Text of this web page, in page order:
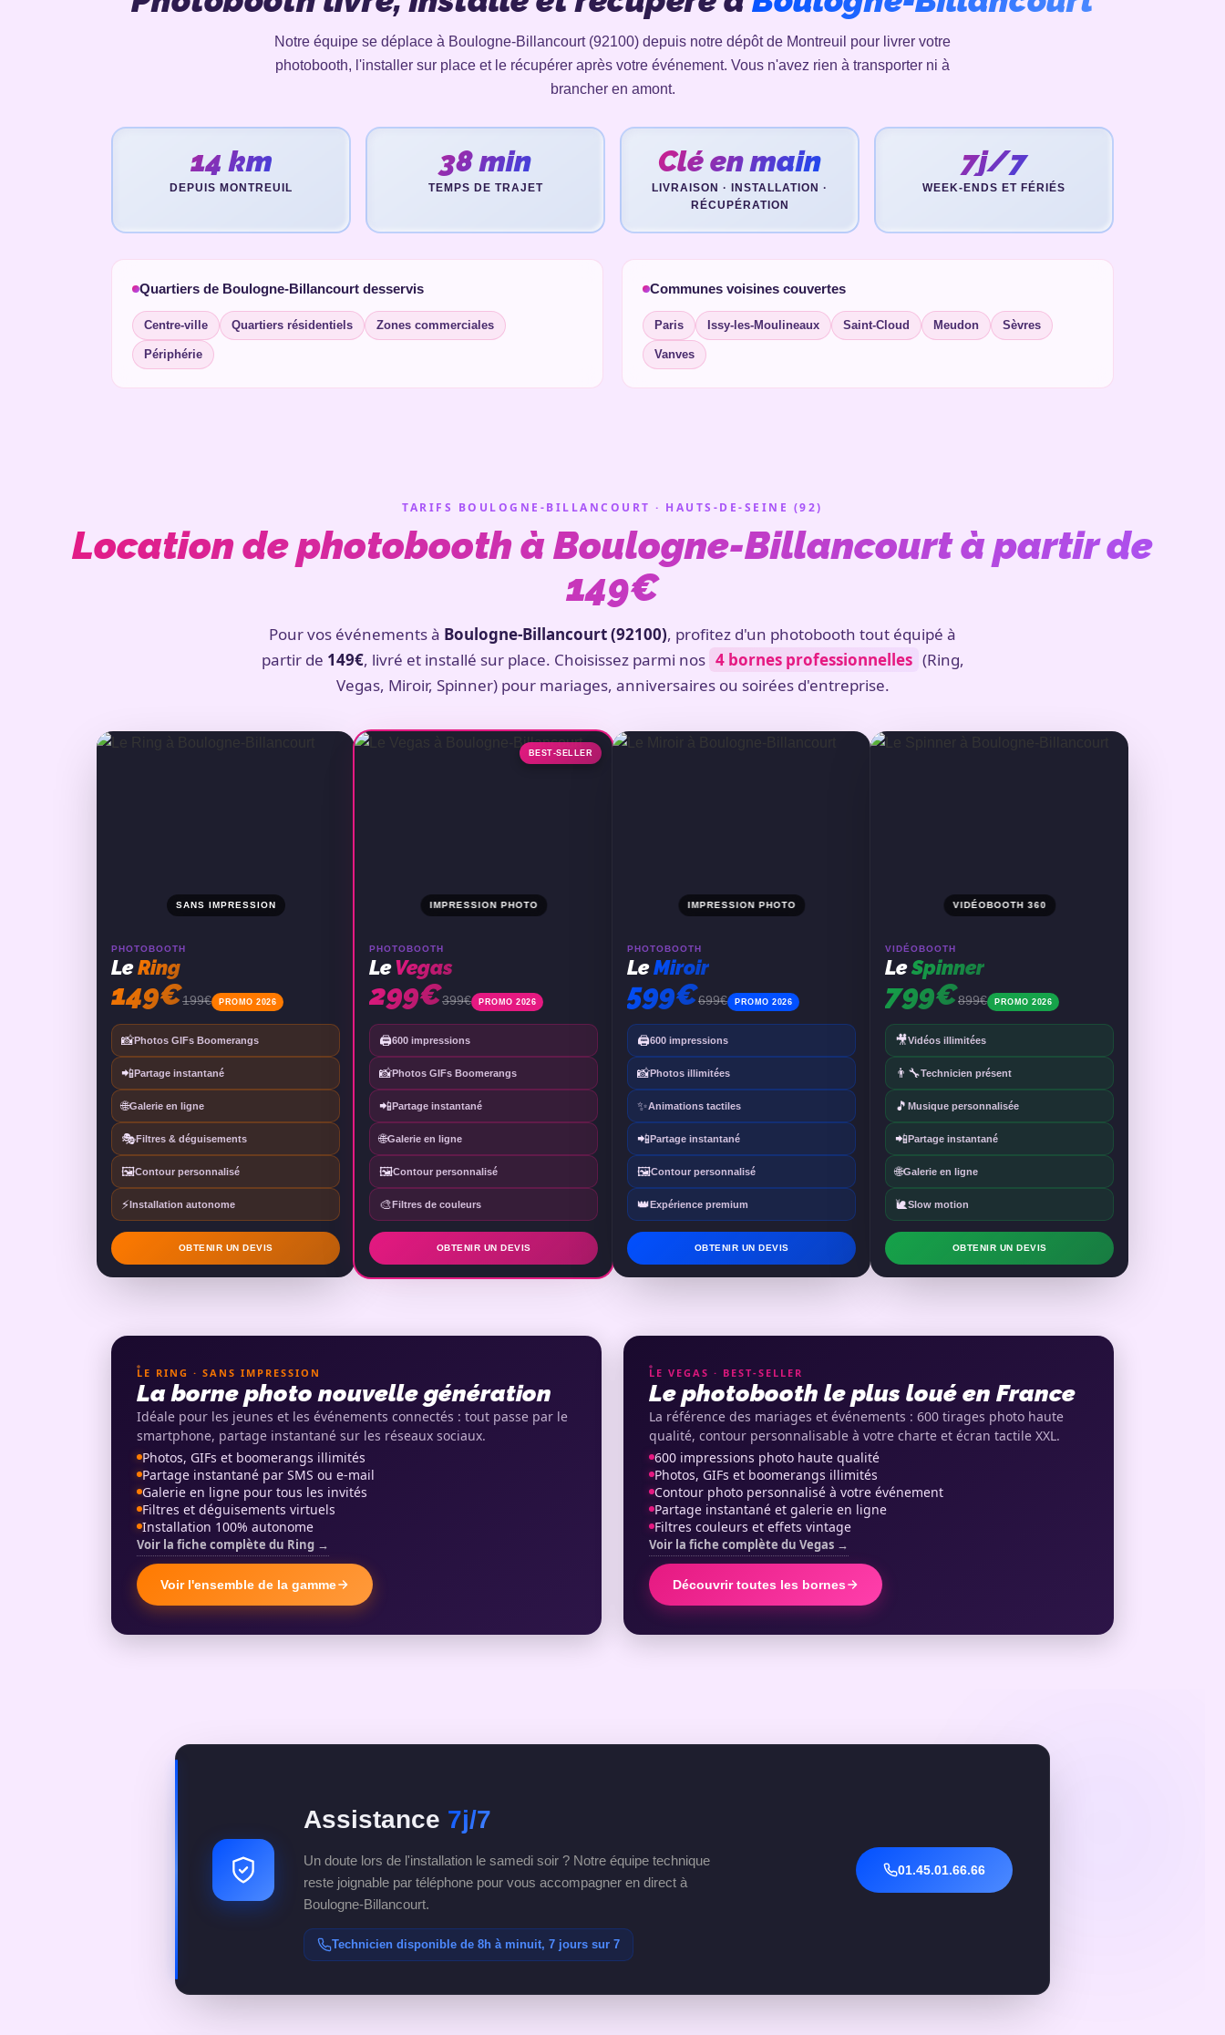
Notre équipe se déplace à Boulogne-Billancourt (92100) depuis notre dépôt de Montreuil pour livrer votre
photobooth, l'installer sur place et le récupérer après votre événement. Vous n'avez rien à transporter ni à
brancher en amont.
14 km
DEPUIS MONTREUIL
38 min
TEMPS DE TRAJET
Clé en main
LIVRAISON · INSTALLATION ·
RÉCUPÉRATION
7j/7
WEEK-ENDS ET FÉRIÉS
Quartiers de Boulogne-Billancourt desservis
Centre-ville Quartiers résidentiels Zones commerciales
Périphérie
Communes voisines couvertes
Paris Issy-les-Moulineaux Saint-Cloud Meudon Sèvres
Vanves
TARIFS BOULOGNE-BILLANCOURT · HAUTS-DE-SEINE (92)
Location de photobooth à Boulogne-Billancourt à partir de
149€
Pour vos événements à Boulogne-Billancourt (92100), profitez d'un photobooth tout équipé à
partir de 149€, livré et installé sur place. Choisissez parmi nos 4 bornes professionnelles (Ring,
Vegas, Miroir, Spinner) pour mariages, anniversaires ou soirées d'entreprise.
SANS IMPRESSION
PHOTOBOOTH
LeRing
149€199€ PROMO 2026
📸Photos GIFs Boomerangs
📲Partage instantané
🌐Galerie en ligne
🎭Filtres & déguisements
🖼️Contour personnalisé
⚡Installation autonome
OBTENIR UN DEVIS
BEST-SELLER
IMPRESSION PHOTO
PHOTOBOOTH
LeVegas
299€399€ PROMO 2026
🖨️600 impressions
📸Photos GIFs Boomerangs
📲Partage instantané
🌐Galerie en ligne
🖼️Contour personnalisé
🎨Filtres de couleurs
OBTENIR UN DEVIS
IMPRESSION PHOTO
PHOTOBOOTH
LeMiroir
599€699€ PROMO 2026
🖨️600 impressions
📸Photos illimitées
✨Animations tactiles
📲Partage instantané
🖼️Contour personnalisé
👑Expérience premium
OBTENIR UN DEVIS
VIDÉOBOOTH 360
VIDÉOBOOTH
LeSpinner
799€899€ PROMO 2026
🎥Vidéos illimitées
👨‍🔧Technicien présent
🎵 Musique personnalisée
📲Partage instantané
🌐Galerie en ligne
🐌Slow motion
OBTENIR UN DEVIS
LE RING · SANS IMPRESSION
La borne photo nouvelle génération
Idéale pour les jeunes et les événements connectés : tout passe par le
smartphone, partage instantané sur les réseaux sociaux.
Photos, GIFs et boomerangs illimités
Partage instantané par SMS ou e-mail
Galerie en ligne pour tous les invités
Filtres et déguisements virtuels
Installation 100% autonome
Voir la fiche complète du Ring →
Voir l'ensemble de la gamme
LE VEGAS · BEST-SELLER
Le photobooth le plus loué en France
La référence des mariages et événements : 600 tirages photo haute
qualité, contour personnalisable à votre charte et écran tactile XXL.
600 impressions photo haute qualité
Photos, GIFs et boomerangs illimités
Contour photo personnalisé à votre événement
Partage instantané et galerie en ligne
Filtres couleurs et effets vintage
Voir la fiche complète du Vegas →
Découvrir toutes les bornes
Assistance 7j/7
Un doute lors de l'installation le samedi soir ? Notre équipe technique
reste joignable par téléphone pour vous accompagner en direct à
Boulogne-Billancourt.
Technicien disponible de 8h à minuit, 7 jours sur 7
01.45.01.66.66